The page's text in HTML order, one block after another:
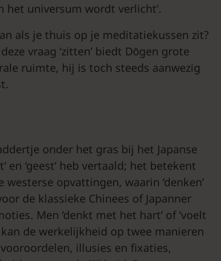
het universum wordt verlicht’.
als je thuis op je meditatiekussen zit?
vraag ‘zitten’ biedt Dōgen grote
ruimte, hij is toch steeds aanwezig
onder het gras bij het Japanse
en ‘geest’ heb vertaald; het betekent
opvattingen, waarin ‘denken’
de klassieke Chinees of Japanner
Men ‘denkt met het hart’ of ‘voelt
de werkelijkheid op twee manieren
illusies en fixaties,